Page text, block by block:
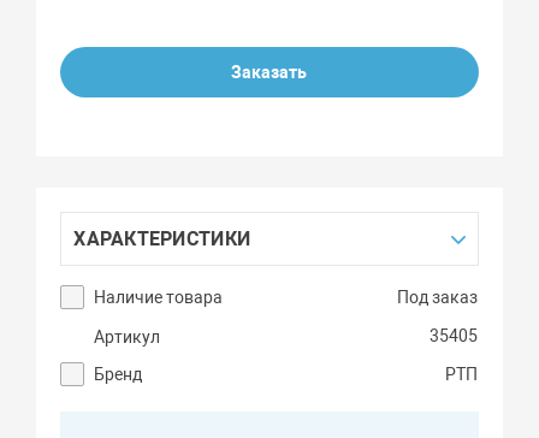
Заказать
ХАРАКТЕРИСТИКИ
Наличие товара Под заказ
Артикул
35405
Бренд
РТП